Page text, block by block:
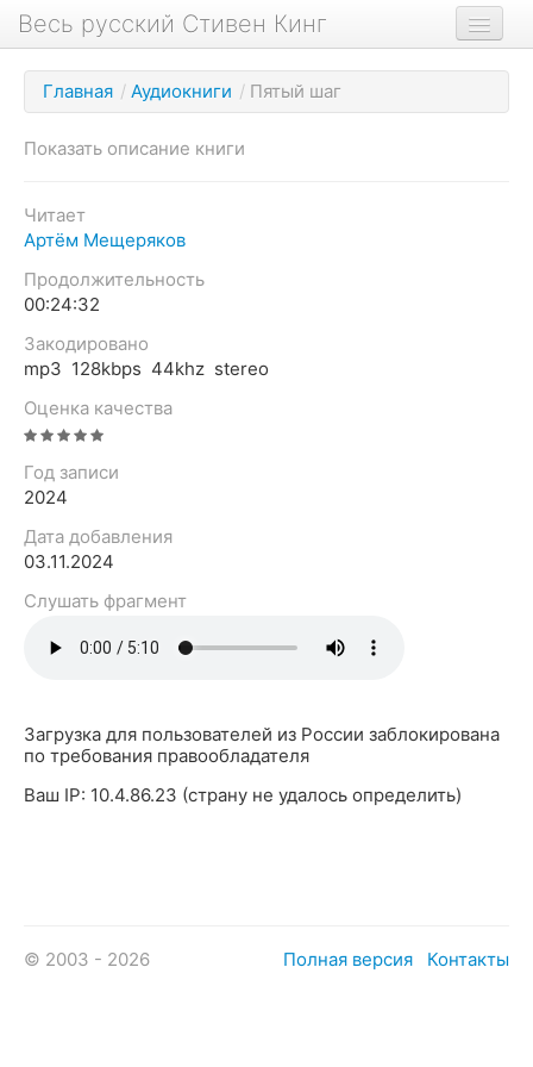
Весь русский Стивен Кинг
Книги
Фильмы
Аудиокниги
Новости Кинга
Биография
О проекте
Главная / Аудиокниги / Пятый шаг
Показать описание книги
Читает
Артём Мещеряков
Продолжительность
00:24:32
Закодировано
mp3 128kbps 44khz stereo
Оценка качества
Год записи
2024
Дата добавления
03.11.2024
Слушать фрагмент
Загрузка для пользователей из России заблокирована
по требования правообладателя
Ваш IP: 10.4.86.23 (страну не удалось определить)
© 2003 - 2026 Полная версия Контакты